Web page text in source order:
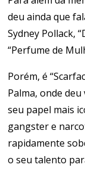
deu ainda que
Sydney Pollack,
“Perfume de
Porém, é
Palma, onde
seu papel mais
gangster e
rapidamente
o seu talento